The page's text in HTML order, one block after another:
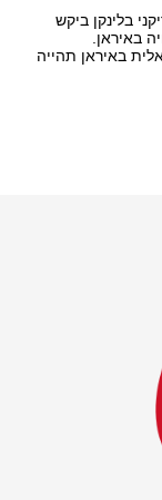
בלינקן ביקש
באיראן.
באיראן תהייה